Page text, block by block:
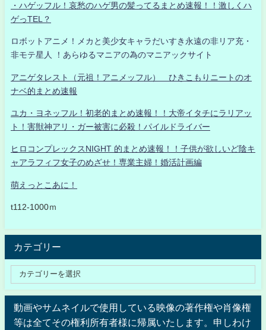
・ハゲッフル！哀愁のハゲ男の髪ってるまとめ速報！！激しくハ
ゲっTEL？
ロボットアニメ！メカと美少女キャラだいすき永遠の非リア充・
非モテ星人 ！あらゆるマニアの為のマニアックサイト
アニゲタレスト（元祖！アニメッフル） ひきこもりニートのオ
ナベ的まとめ速報
ユカ・ヨネッフル！初老的まとめ速報！！大帝イタチにラリアッ
ト！害獣神アリ・ガー被害に必殺！パイルドライバー
ヒロコンプレックスNIGHT 的まとめ速報！！子供が欲しいど陰キ
ャアラフィフ女子のめざせ！専業主婦！婚活計画編
萌えっとこあに！
t112-1000ｍ
カテゴリー
動画やサムネイルで使用している映像の著作権や肖像権
等は全てその権利所有者様に帰属いたします。申しわけ